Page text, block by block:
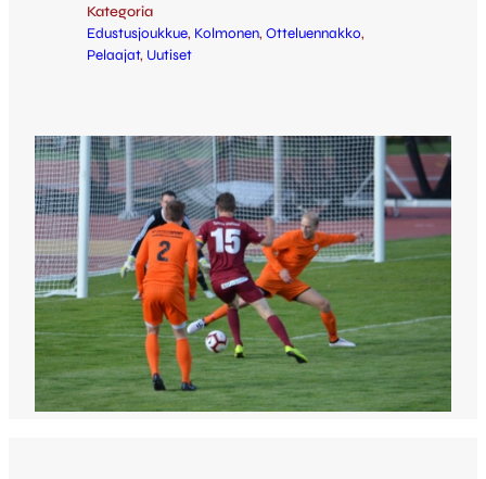
Kategoria
Edustusjoukkue, Kolmonen, Otteluennakko
Pelaajat, Uutiset